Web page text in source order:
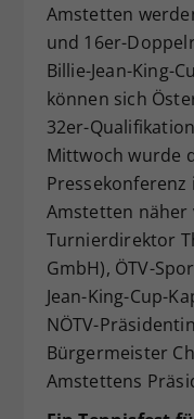
Amstetten
und 16er-
Billie-Jean-King-
können sich
32er-
Mittwoch wurde
Amstetten näher
Turnierdirektor
GmbH), ÖTV-
Jean-King-Cup-
NÖTV-
Bürgermeister
Amstettens